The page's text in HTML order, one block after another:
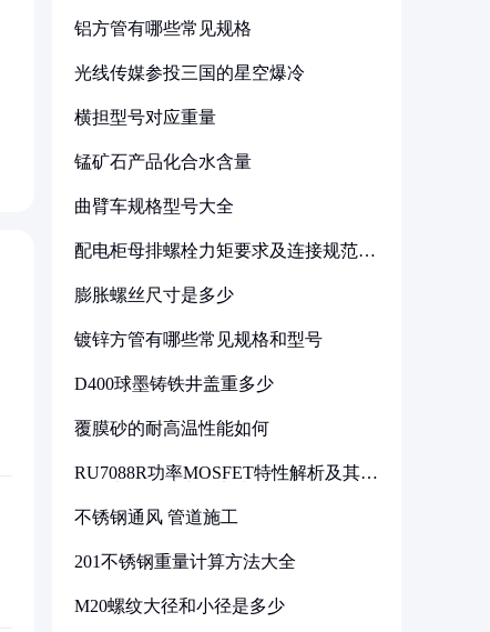
铝方管有哪些常见规格
光线传媒参投三国的星空爆冷
横担型号对应重量
锰矿石产品化合水含量
曲臂车规格型号大全
配电柜母排螺栓力矩要求及连接规范详
膨胀螺丝尺寸是多少
镀锌方管有哪些常见规格和型号
D400球墨铸铁井盖重多少
覆膜砂的耐高温性能如何
RU7088R功率MOSFET特性解析及其在
不锈钢通风 管道施工
201不锈钢重量计算方法大全
M20螺纹大径和小径是多少